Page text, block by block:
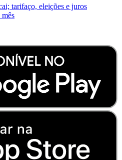
tarifaço, eleições e juros